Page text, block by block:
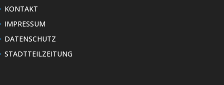
KONTAKT
IMPRESSUM
DATENSCHUTZ
STADTTEILZEITUNG